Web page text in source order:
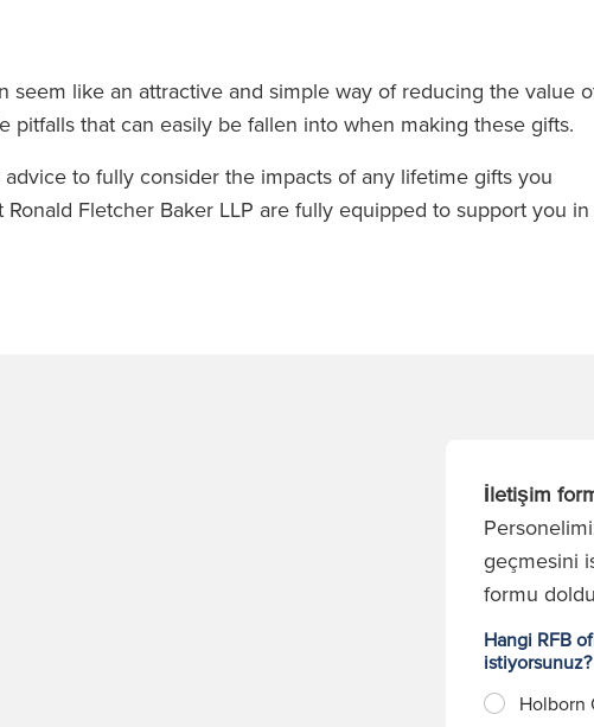
seem like an attractive and simple way of reducing the value
pitfalls that can easily be fallen into when making these gifts.
to fully consider the impacts of any lifetime gifts you
Ronald Fletcher Baker LLP are fully equipped to support you in
İletişim
geçmesini
formu
Hangi RFB
Holborn